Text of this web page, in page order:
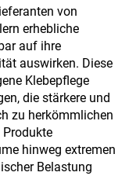
für
Wintergarten,
Innenwand,
Schlafzimmer,
und
Karaoke-
privates
Heimkino im
Untergro
von
erhebliche
auf ihre
auswirken. Diese
Klebepflege
die stärkere und
zu herkömmlichen
hinweg extremen
Belastung